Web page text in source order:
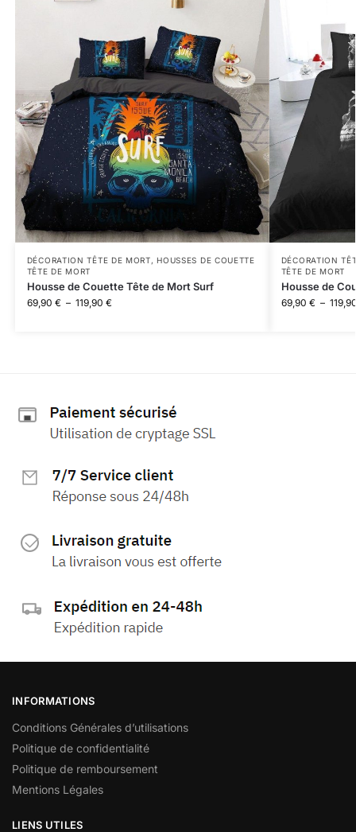
DÉCORATION TÊTE DE MORT,HOUSSES DE COUETTE
TÊTE DE MORT
Housse de Couette Tête de Mort Surf
69,90 € – 119,90 €
DÉCORATION
TÊTE DE MORT
Housse de
69,90 € –
INFORMATIONS
Conditions Générales d’utilisations
Politique de confidentialité
Politique de remboursement
Mentions Légales
LIENS UTILES